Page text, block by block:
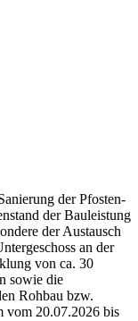
der Pfosten-
der Bauleistung
der Austausch
an der
von ca. 30
sowie die
Rohbau bzw.
vom 20.07.2026 bis